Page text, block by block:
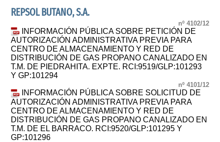
REPSOL BUTANO, S.A.
nº 4102/12
INFORMACIÓN PÚBLICA SOBRE PETICIÓN DE
AUTORIZACIÓN ADMINISTRATIVA PREVIA PARA
CENTRO DE ALMACENAMIENTO Y RED DE
DISTRIBUCIÓN DE GAS PROPANO CANALIZADO EN
T.M. DE PIEDRAHITA. EXPTE. RCI:9519/GLP:101293
Y GP:101294
nº 4101/12
INFORMACIÓN PÚBLICA SOBRE SOLICITUD DE
AUTORIZACIÓN ADMINISTRATIVA PREVIA PARA
CENTRO DE ALMACENAMIENTO Y RED DE
DISTRIBUCIÓN DE GAS PROPANO CANALIZADO EN
T.M. DE EL BARRACO. RCI:9520/GLP:101295 Y
GP:101296